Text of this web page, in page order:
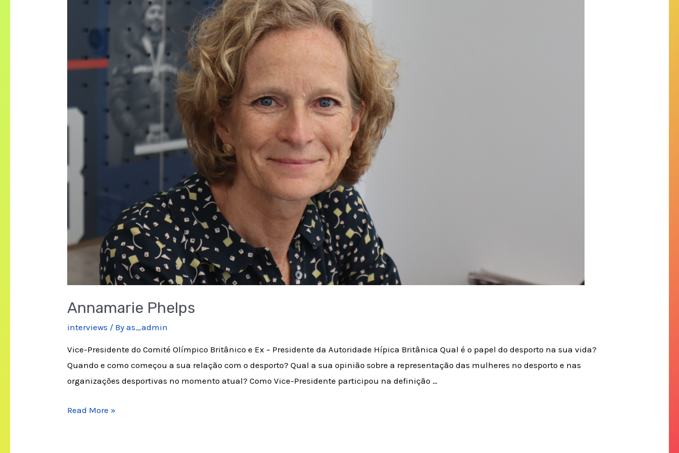
Annamarie Phelps
interviews / Byas_admin
Vice-Presidente do Comité Olímpico Britânico e Ex – Presidente da Autoridade Hípica Britânica Qual é o papel do desporto na sua vida?
Quando e como começou a sua relação com o desporto? Qual a sua opinião sobre a representação das mulheres no desporto e nas
organizações desportivas no momento atual? Como Vice-Presidente participou na definição …
Annamarie
Read More »